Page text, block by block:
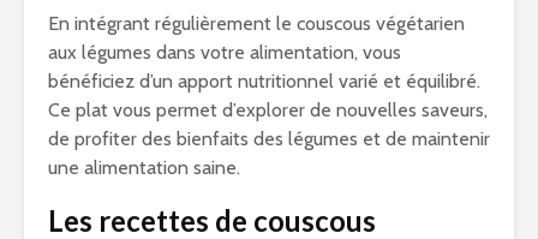
En intégrant régulièrement le couscous végétarien
aux légumes dans votre alimentation, vous
bénéficiez d’un apport nutritionnel varié et équilibré.
Ce plat vous permet d’explorer de nouvelles saveurs,
de profiter des bienfaits des légumes et de maintenir
une alimentation saine.
Les recettes de couscous